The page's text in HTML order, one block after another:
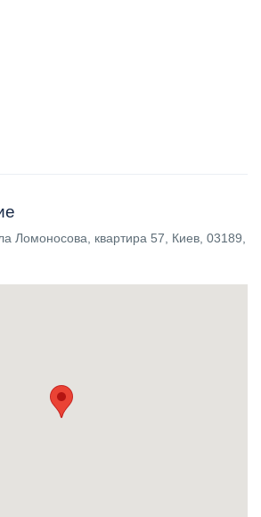
Ломоносова, квартира 57, Киев, 03189,